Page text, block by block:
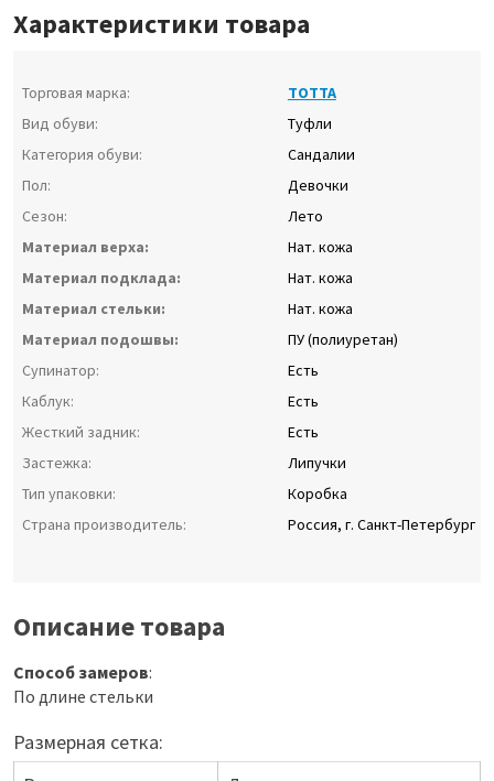
Характеристики товара
Торговая марка:
ТОТТА
Вид обуви:
Туфли
Категория обуви:
Сандалии
Пол:
Девочки
Сезон:
Лето
Материал верха:
Нат. кожа
Материал подклада:
Нат. кожа
Материал стельки:
Нат. кожа
Материал подошвы:
ПУ (полиуретан)
Супинатор:
Есть
Каблук:
Есть
Жесткий задник:
Есть
Застежка:
Липучки
Тип упаковки:
Коробка
Страна производитель:
Россия, г. Санкт-Петербург
Описание товара
Способ замеров:
По длине стельки
Размерная сетка: